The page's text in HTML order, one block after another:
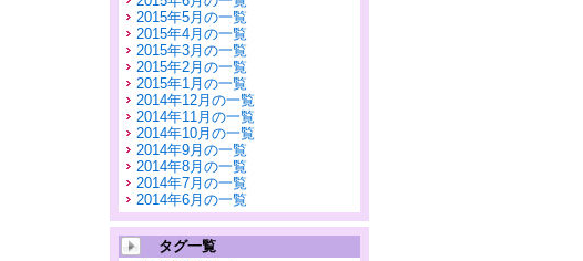
2015年5月の一覧
2015年4月の一覧
2015年3月の一覧
2015年2月の一覧
2015年1月の一覧
2014年12月の一覧
2014年11月の一覧
2014年10月の一覧
2014年9月の一覧
2014年8月の一覧
2014年7月の一覧
2014年6月の一覧
タグ一覧